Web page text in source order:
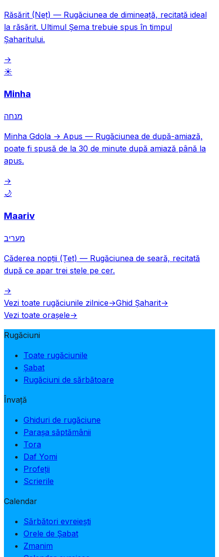
Răsărit (Neț) — Rugăciunea de dimineață, recitată ideal
la răsărit. Ultimul Șema trebuie spus în timpul
Șaharitului.
→
☀️
Minha
מנחה
Minha Gdola → Apus — Rugăciunea de după-amiază,
poate fi spusă de la 30 de minute după amiază până la
apus.
→
🌙
Maariv
מעריב
Căderea nopții (Țet) — Rugăciunea de seară, recitată
după ce apar trei stele pe cer.
→
Vezi toate rugăciunile zilnice→Ghid Șaharit→
Vezi toate orașele→
Rugăciuni
Toate rugăciunile
Șabat
Rugăciuni de sărbătoare
Învață
Ghiduri de rugăciune
Parașa săptămânii
Tora
Daf Yomi
Profeții
Scrierile
Calendar
Sărbători evreiești
Orele de Șabat
Zmanim